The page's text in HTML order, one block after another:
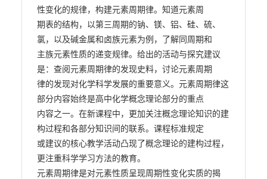
性变化的规律，构建元素周期律。知道元素周
期表的结构，以第三周期的钠、镁、铝、硅、硫、
氯，以及碱金属和卤族元素为例，了解同周期和
主族元素性质的递变规律。给出的活动与探究建议
是：查阅元素周期律的发现史料，讨论元素周期
律的发现对化学科学发展的重要意义。元素周期律这
部分内容始终是高中化学概念理论部分的重点
内容之一。在新课程中，更加关注概念理论知识的建
构过程和各部分知识间的联系。课程标准规定
或建议的核心教学活动凸现了概念理论的建构过程，
更注重科学学习方法的教育。
元素周期律是对元素性质呈现周期性变化实质的揭